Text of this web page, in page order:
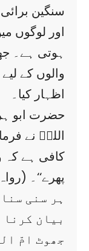
سنگین
اور لوگوں
ہوتی ہے۔
والوں کے
اظہار کیا۔
حضرت ابو
اللہؐ نے
کافی ہے کہ
پھرے‘‘۔
ہر سنی
بیان
جھوٹ امّ